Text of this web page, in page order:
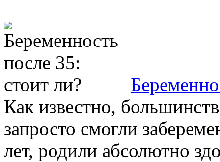
Как известно,
запросто смогли
лет, родили абсолютно